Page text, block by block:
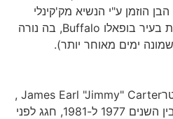
הבן הוזמן ע"י הנשיא מק'קינלי
לוועידה הפן-אמריקאית בעיר בופאלו Buffalo, בה נורה
ימים מאוחר יותר).
או אולי כן? ג'ימי קארטרJames Earl "Jimmy" Carter ,
שכיהן כנשיא ארה"ב בין השנים 1977 ל-1981, חגג לפני